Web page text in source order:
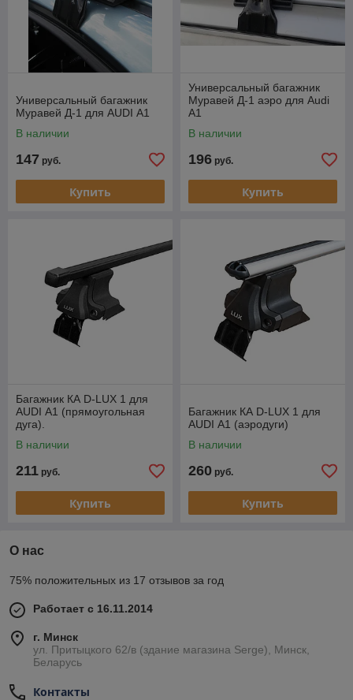
Универсальный багажник
Муравей Д-1 для AUDI А1
В наличии
147 руб.
Купить
Универсальный багажник
Муравей Д-1 аэро для Audi
А1
В наличии
196 руб.
Купить
Багажник КА D-LUX 1 для
AUDI А1 (прямоугольная
дуга).
В наличии
211 руб.
Купить
Багажник КА D-LUX 1 для
AUDI А1 (аэродуги)
В наличии
260 руб.
Купить
О нас
75% положительных из 17 отзывов за год
Работает с 16.11.2014
г. Минск
ул. Притыцкого 62/в (здание магазина Serge), Минск,
Беларусь
Контакты